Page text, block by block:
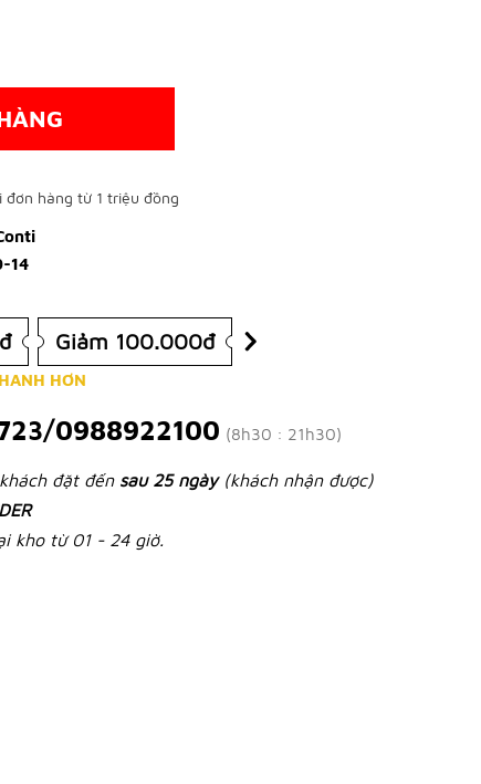
hàng từ 1 triệu đồng
14
Giảm 100.000đ
HƠN
0988922100 (8h30 : 21h30)
đặt đến sau 25 ngày (khách nhận được)
kho từ 01 - 24 giờ.